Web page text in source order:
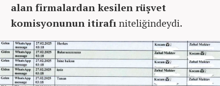
alan firmalardan kesilen rüşvet
komisyonunun itirafıniteliğindeydi.